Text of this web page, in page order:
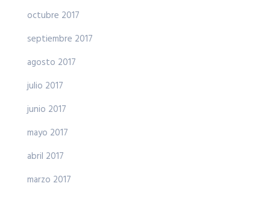
octubre 2017
septiembre 2017
agosto 2017
julio 2017
junio 2017
mayo 2017
abril 2017
marzo 2017